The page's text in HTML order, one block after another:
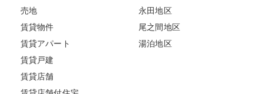
売地
賃貸物件
賃貸アパート
賃貸戸建
賃貸店舗
永田地区
尾之間地区
湯泊地区